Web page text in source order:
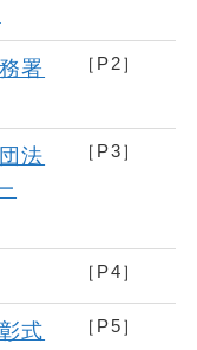
署
［P2］
法
［P3］
［P4］
式 ［P5］